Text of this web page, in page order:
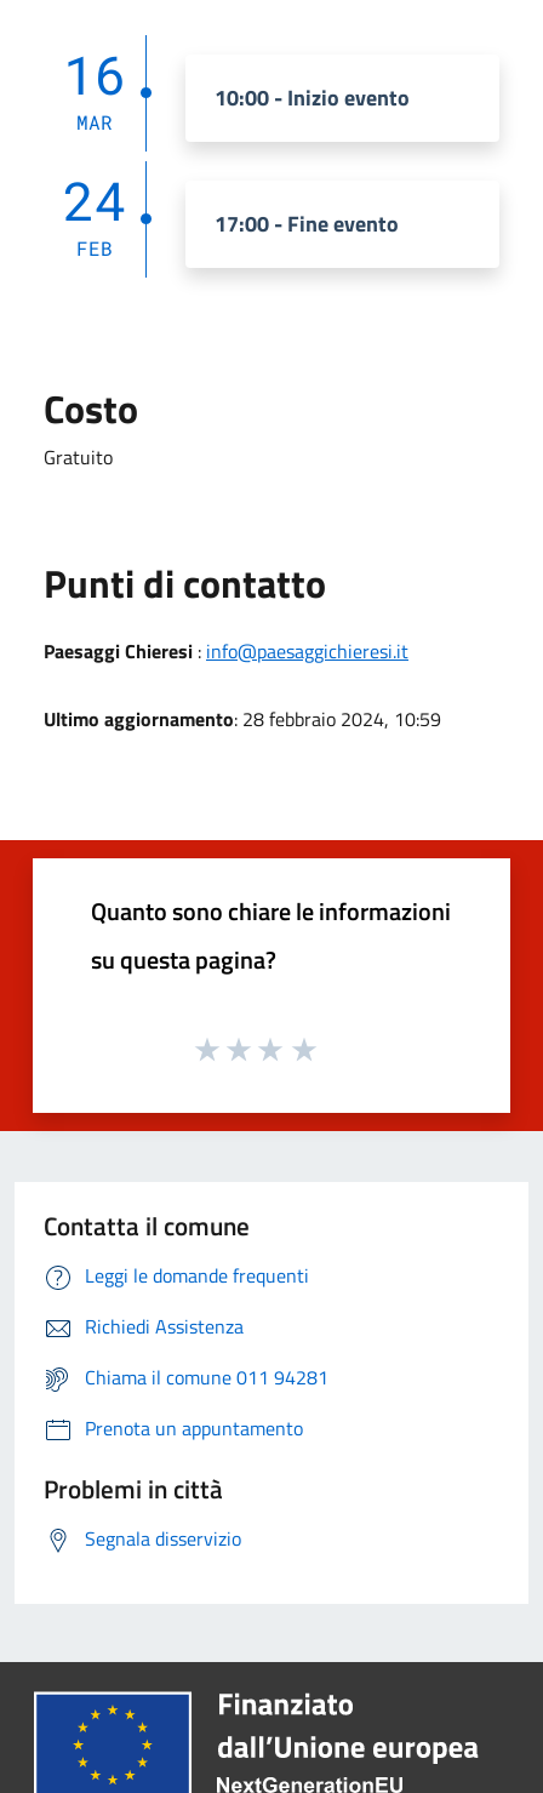
16
MAR
10:00 - Inizio evento
24
FEB
17:00 - Fine evento
Costo
Gratuito
Punti di contatto
Paesaggi Chieresi : info@paesaggichieresi.it
Ultimo aggiornamento: 28 febbraio 2024, 10:59
Quanto sono chiare le informazioni
su questa pagina?
Contatta il comune
Leggi le domande frequenti
Richiedi Assistenza
Chiama il comune 011 94281
Prenota un appuntamento
Problemi in città
Segnala disservizio